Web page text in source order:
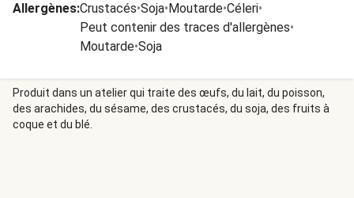
Allergènes:Crustacés•Soja•Moutarde•Céleri•
Peut contenir des traces d'allergènes•
Moutarde•Soja
Produit dans un atelier qui traite des œufs, du lait, du poisson,
des arachides, du sésame, des crustacés, du soja, des fruits à
coque et du blé.